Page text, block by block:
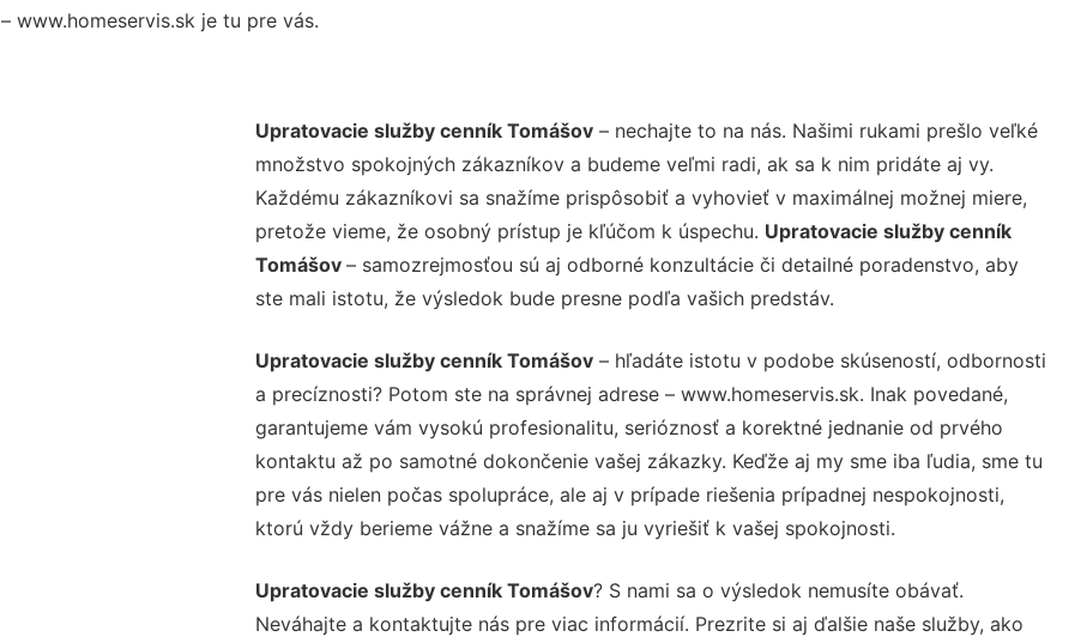
– www.homeservis.sk je tu pre vás.
Upratovacie služby cenník Tomášov– nechajte to na nás. Našimi rukami prešlo veľké
množstvo spokojných zákazníkov a budeme veľmi radi, ak sa k nim pridáte aj vy.
Každému zákazníkovi sa snažíme prispôsobiť a vyhovieť v maximálnej možnej miere,
pretože vieme, že osobný prístup je kľúčom k úspechu. Upratovacie služby cenník
Tomášov – samozrejmosťou sú aj odborné konzultácie či detailné poradenstvo, aby
ste mali istotu, že výsledok bude presne podľa vašich predstáv.
Upratovacie služby cenník Tomášov– hľadáte istotu v podobe skúseností, odbornosti
a precíznosti? Potom ste na správnej adrese – www.homeservis.sk. Inak povedané,
garantujeme vám vysokú profesionalitu, serióznosť a korektné jednanie od prvého
kontaktu až po samotné dokončenie vašej zákazky. Keďže aj my sme iba ľudia, sme tu
pre vás nielen počas spolupráce, ale aj v prípade riešenia prípadnej nespokojnosti,
ktorú vždy berieme vážne a snažíme sa ju vyriešiť k vašej spokojnosti.
Upratovacie služby cenník Tomášov? S nami sa o výsledok nemusíte obávať.
Neváhajte a kontaktujte nás pre viac informácií. Prezrite si aj ďalšie naše služby, ako